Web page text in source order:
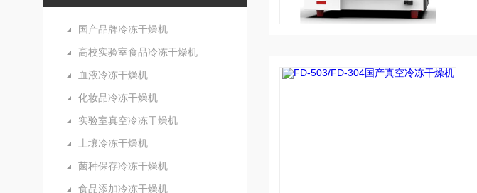
国产品牌冷冻干燥机
高校实验室食品冷冻干燥机
血液冷冻干燥机
化妆品冷冻干燥机
实验室真空冷冻干燥机
土壤冷冻干燥机
菌种保存冷冻干燥机
食品添加冷冻干燥机